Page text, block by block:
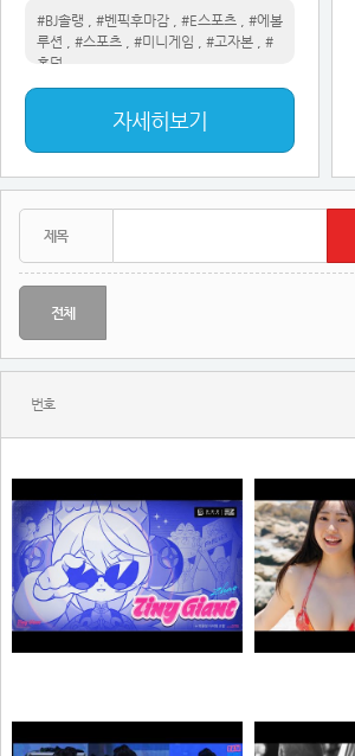
#BJ솔랭 #벤픽후마감 #E스포츠
#에볼
루션
#스포츠 #미니게임 #고자본
#
홀덤
자세히보기
전체
번호
픽샤워
곰비서